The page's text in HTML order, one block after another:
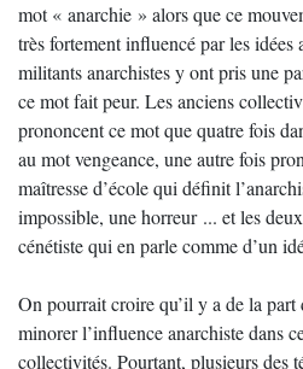
mot « anarchie » alors que ce
très fortement influencé par les idées
militants anarchistes y ont pris une
ce mot fait peur. Les anciens
prononcent ce mot que quatre fois
au mot vengeance, une autre fois
maîtresse d’école qui définit
impossible, une horreur ... et les
cénétiste qui en parle comme d’un
On pourrait croire qu’il y a de la part
minorer l’influence anarchiste dans
collectivités. Pourtant, plusieurs des